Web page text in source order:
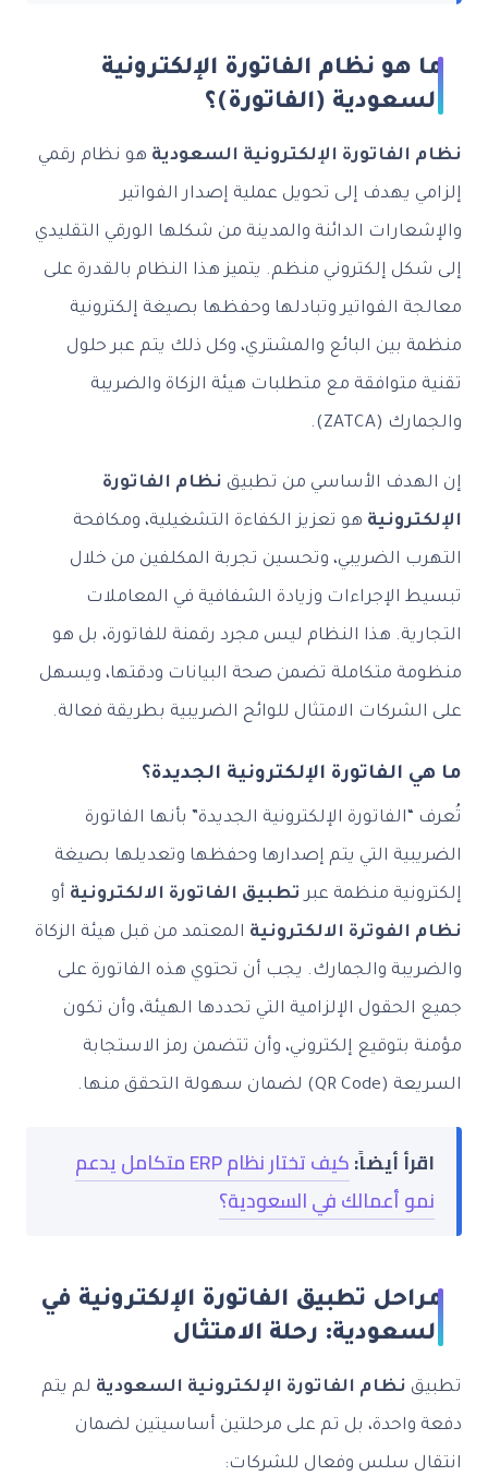
ما هو نظام الفاتورة الإلكترونية
السعودية (الفاتورة)؟
نظام الفاتورة الإلكترونية السعودية هو نظام رقمي
إلزامي يهدف إلى تحويل عملية إصدار الفواتير
والإشعارات الدائنة والمدينة من شكلها الورقي التقليدي
إلى شكل إلكتروني منظم. يتميز هذا النظام بالقدرة على
معالجة الفواتير وتبادلها وحفظها بصيغة إلكترونية
منظمة بين البائع والمشتري، وكل ذلك يتم عبر حلول
تقنية متوافقة مع متطلبات هيئة الزكاة والضريبة
والجمارك (ZATCA).
إن الهدف الأساسي من تطبيق نظام الفاتورة
الإلكترونية هو تعزيز الكفاءة التشغيلية، ومكافحة
التهرب الضريبي، وتحسين تجربة المكلفين من خلال
تبسيط الإجراءات وزيادة الشفافية في المعاملات
التجارية. هذا النظام ليس مجرد رقمنة للفاتورة، بل هو
منظومة متكاملة تضمن صحة البيانات ودقتها، ويسهل
على الشركات الامتثال للوائح الضريبية بطريقة فعالة.
ما هي الفاتورة الإلكترونية الجديدة؟
تُعرف “الفاتورة الإلكترونية الجديدة” بأنها الفاتورة
الضريبية التي يتم إصدارها وحفظها وتعديلها بصيغة
إلكترونية منظمة عبر تطبيق الفاتورة الالكترونية أو
نظام الفوترة الالكترونية المعتمد من قبل هيئة الزكاة
والضريبة والجمارك. يجب أن تحتوي هذه الفاتورة على
جميع الحقول الإلزامية التي تحددها الهيئة، وأن تكون
مؤمنة بتوقيع إلكتروني، وأن تتضمن رمز الاستجابة
السريعة (QR Code) لضمان سهولة التحقق منها.
اقرأ أيضاً:
كيف تختار نظام ERP متكامل يدعم
نمو أعمالك في السعودية؟
مراحل تطبيق الفاتورة الإلكترونية في
السعودية: رحلة الامتثال
تطبيق نظام الفاتورة الإلكترونية السعودية لم يتم
دفعة واحدة، بل تم على مرحلتين أساسيتين لضمان
انتقال سلس وفعال للشركات: